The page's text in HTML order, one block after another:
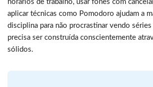
horários de trabalho, usar fones com
aplicar técnicas como Pomodoro ajudam a
disciplina para não procrastinar vendo
precisa ser construída conscientemente
sólidos.